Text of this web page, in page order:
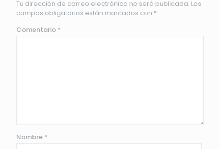
Tu dirección de correo electrónico no será publicada. Los
campos obligatorios están marcados con *
Comentario *
Nombre *